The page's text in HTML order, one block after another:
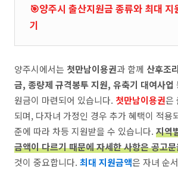
🎯양주시 출산지원금 종류와 최대 지
기
양주시에서는 첫만남이용권과 함께 산후조
금, 종량제 규격봉투 지원, 유축기 대여사업
원금이 마련되어 있습니다. 첫만남이용권은
되며, 다자녀 가정인 경우 추가 혜택이 적용
준에 따라 차등 지원받을 수 있습니다. 지역
금액이 다르기 때문에 자세한 사항은 공고
것이 중요합니다. 최대 지원금액은 자녀 순